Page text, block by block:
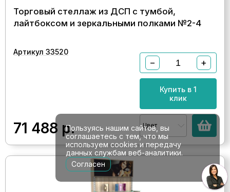
Торговый стеллаж из ДСП с тумбой,
лайтбоксом и зеркальными полками №2-4
Артикул 33520
71 488 р.
− +
Купить в 1
клик
Цвет
Пользуясь нашим сайтов, вы
соглашаетесь с тем, что мы
используем cookies и передачу
данных службам веб-аналитики.
Согласен